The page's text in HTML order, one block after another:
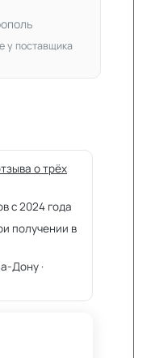
у поставщика
о трёх
с 2024 года
получении в
Дону ·